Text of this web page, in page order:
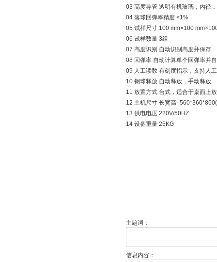
03 高度导管 透明有机玻璃，内径
04 落球回弹率精度 <1%
05 试样尺寸 100 mm×100
06 试样数量 3组
07 高度识别 自动识别高度并保存
08 回弹率 自动计算单个回弹率并
09 人工读数 有刻度指示，支持人
10 钢球释放 自动释放，手动释放
11 放置方式 台式，适合于桌面上
12 主机尺寸 长宽高-
13 供电电压 220V/50HZ
14 设备重量 25KG
主题词：
信息内容：